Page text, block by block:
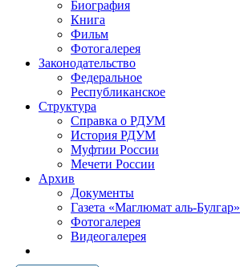
Биография
Книга
Фильм
Фотогалерея
Законодательство
Федеральное
Республиканское
Структура
Справка о РДУМ
История РДУМ
Муфтии России
Мечети России
Архив
Документы
Газета «Маглюмат аль-Булгар»
Фотогалерея
Видеогалерея